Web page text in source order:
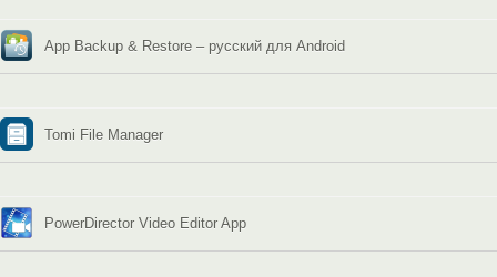
App Backup & Restore – русский для Android
Tomi File Manager
PowerDirector Video Editor App